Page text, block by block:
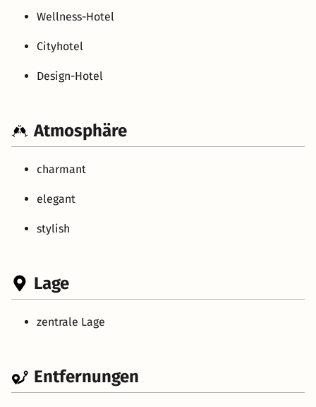
Wellness-Hotel
Cityhotel
Design-Hotel
Atmosphäre
charmant
elegant
stylish
Lage
zentrale Lage
Entfernungen